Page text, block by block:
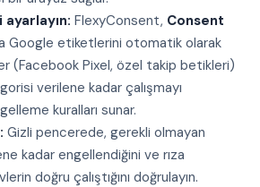
FlexyConsent, Consent
Google etiketlerini otomatik olarak
(Facebook Pixel, özel takip betikleri)
verilene kadar çalışmayı
kuralları sunar.
Gizli pencerede, gerekli olmayan
kadar engellendiğini ve rıza
doğru çalıştığını doğrulayın.